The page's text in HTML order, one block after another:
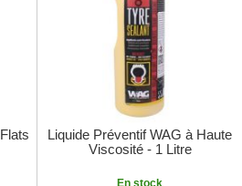
Liquide Préventif WAG à Haute
Viscosité - 1 Litre
En stock